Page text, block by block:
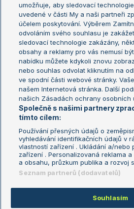
Sázkařský žebříček
Wimbledon
US Open
Turnaj
Turnaj
Aktualní trendy
Fotbalové přestupy
Livesport Daily
LS Prague Open
Podmínky užití
GDPR a žurnalistika
Reklama
Kontakt
Informace
údajů
umožňuje, aby sledovací
uvedené v části My a naši partneři
účelem poskytování. Výběrem
odvoláním svého souhlasu je
sledovací technologie zakázány,
obsahy a reklamy pro vás nemusí
nabídku můžete kdykoli znovu
nebo souhlas odvolat kliknutím na
ve spodní části webové stránky.
našem Internetová stránka. Další
našich Zásadách ochrany osobních
Společně s našimi partnery
tímto cílem:
Používání přesných údajů o
vyhledávání identifikačních údajů v
vlastností zařízení . Ukládání a/nebo
zařízení . Personalizovaná reklama
a obsahu, průzkum publika a rozvoj
Seznam partnerů (dodavatelů)
Souhlasím